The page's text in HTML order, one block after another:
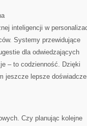
inteligencji w
Systemy przewidujące
dla odwiedzających
– to codzienność. Dzięki
jeszcze lepsze
Czy planując kolejne